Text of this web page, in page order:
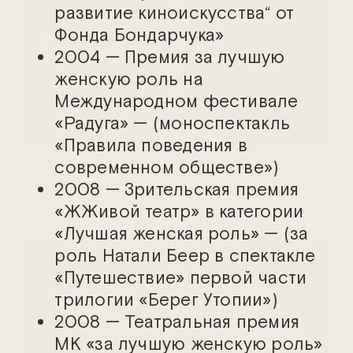
Альберт Горбачёв Александр
Городиский
развитие киноискусства“ от
Фонда Бондарчука»
2004 — Премия за лучшую
женскую роль на
Международном фестивале
«Радуга» — (моноспектакль
«Правила поведения в
современном обществе»)
2008 — Зрительская премия
«ЖЖивой театр» в категории
«Лучшая женская роль» — (за
роль Натали Беер в спектакле
«Путешествие» первой части
трилогии «Берег Утопии»)
2008 — Театральная премия
МК «за лучшую женскую роль»